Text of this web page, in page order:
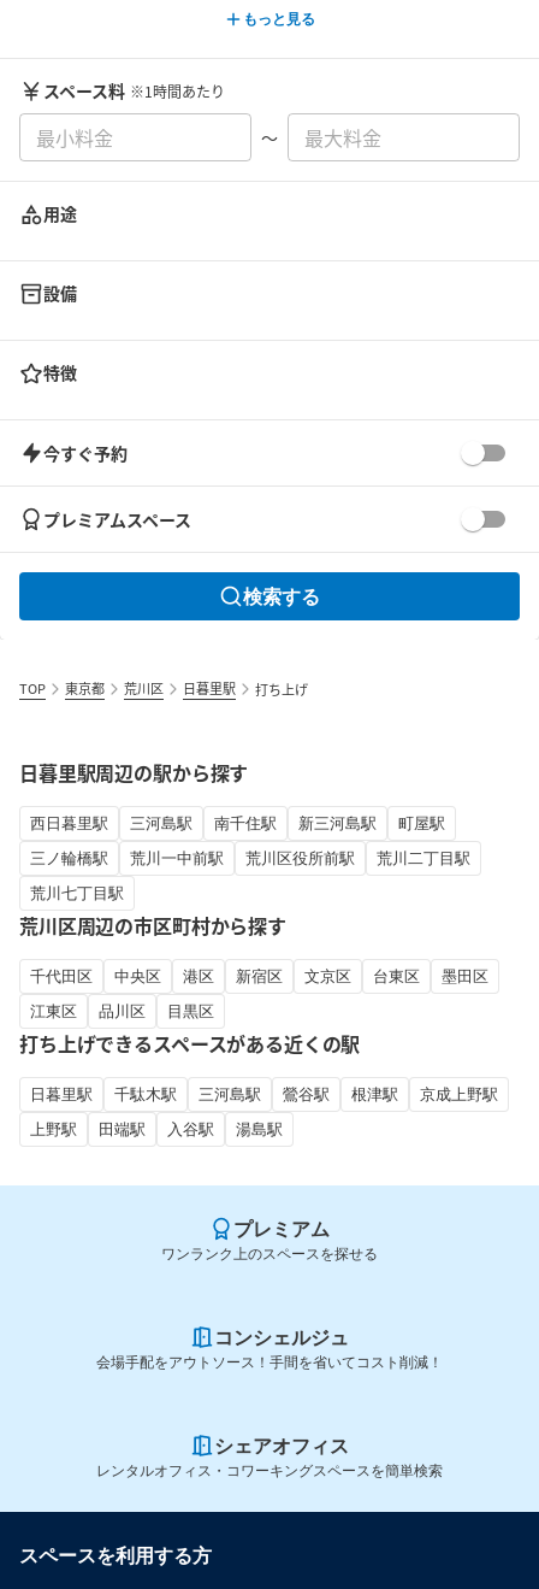
もっと見る
スペース料 ※1時間あたり
〜
用途
設備
特徴
今すぐ予約
プレミアムスペース
検索する
TOP 東京都 荒川区 日暮里駅 打ち上げ
日暮里駅周辺の駅から探す
西日暮里駅 三河島駅 南千住駅 新三河島駅
町屋駅
三ノ輪橋駅
荒川一中前駅 荒川区役所前駅
荒川二丁目駅
荒川七丁目駅
荒川区周辺の市区町村から探す
千代田区 中央区 港区 新宿区 文京区 台東区
墨田区
江東区
品川区 目黒区
打ち上げできるスペースがある近くの駅
日暮里駅 千駄木駅 三河島駅 鶯谷駅 根津駅
京成上野駅
上野駅
田端駅 入谷駅 湯島駅
プレミアム
ワンランク上のスペースを探せる
コンシェルジュ
会場手配をアウトソース！手間を省いてコスト削減！
シェアオフィス
レンタルオフィス・コワーキングスペースを簡単検索
スペースを利用する方